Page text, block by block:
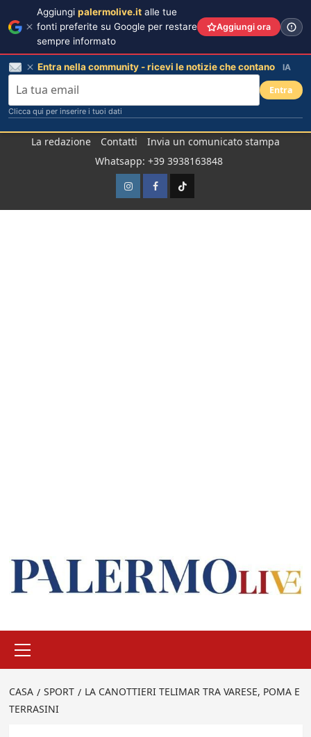
La redazione Contatti
Invia un comunicato stampa
Whatsapp: +39 3938163848
InstagramFacebook
TikTok
principale
CASA SPORT
LA CANOTTIERI TELIMAR TRA VARESE, POMA E
TERRASINI
Aggiungi palermolive.it alle tue
fonti preferite su Google per restare
sempre informato
Aggiungi ora
Entra nella community - ricevi le notizie che contano IA
Entra
Clicca qui per inserire i tuoi dati